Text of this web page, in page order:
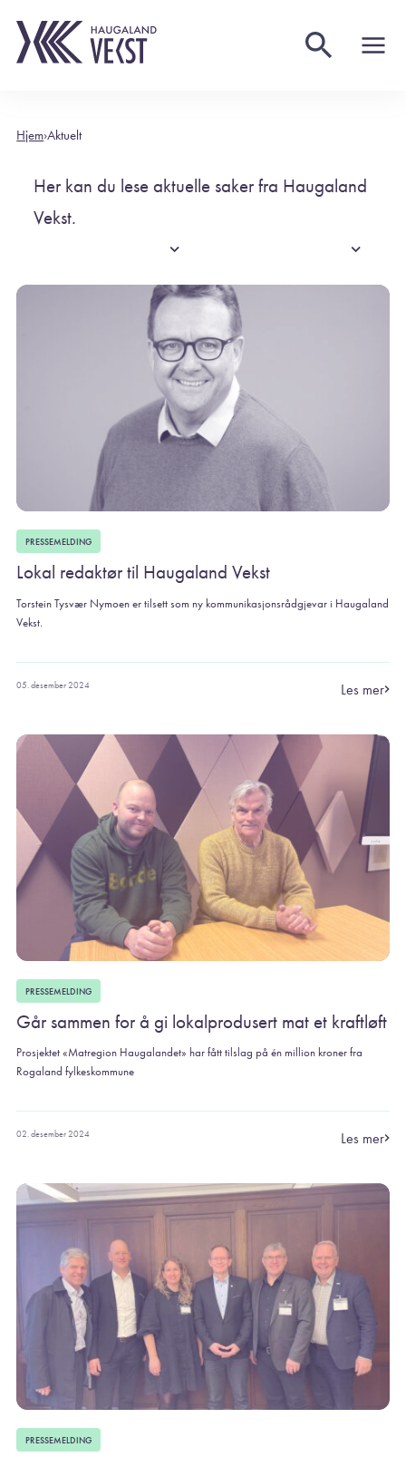
Hjem›Aktuelt
Aktuelt
Her kan du lese aktuelle saker fra Haugaland
Vekst.
PRESSEMELDING
Lokal redaktør til Haugaland Vekst
Torstein Tysvær Nymoen er tilsett som ny kommunikasjonsrådgjevar i Haugaland
Vekst.
05. desember 2024 Les mer
PRESSEMELDING
Går sammen for å gi lokalprodusert mat et kraftløft
Prosjektet «Matregion Haugalandet» har fått tilslag på én million kroner fra
Rogaland fylkeskommune
02. desember 2024 Les mer
PRESSEMELDING